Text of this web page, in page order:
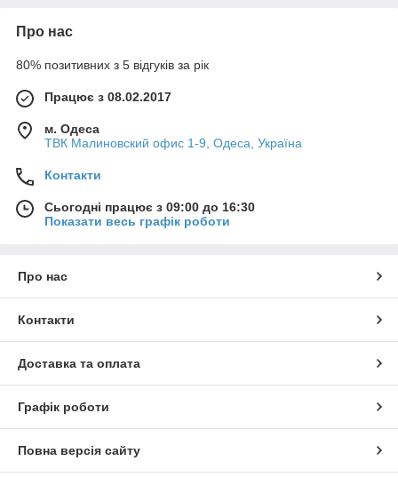
Про нас
80% позитивних з 5 відгуків за рік
Працює з 08.02.2017
м. Одеса
ТВК Малиновский офис 1-9, Одеса, Україна
Контакти
Сьогодні працює з 09:00 до 16:30
Показати весь графік роботи
Про нас
Контакти
Доставка та оплата
Графік роботи
Повна версія сайту